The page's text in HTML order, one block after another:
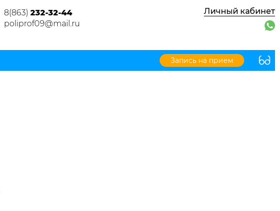
8(863) 232-32-44
poliprof09@mail.ru
Личный кабинет
Запись на прием